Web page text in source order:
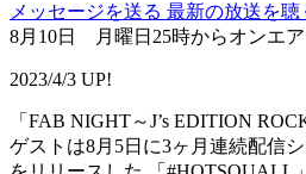
メッセージを送る 最新の放送を聴
8月10日 月曜日25時からオンエア
2023/4/3 UP!
「FAB NIGHT～J’s EDITION
ゲストは8月5日に3ヶ月連続配信シ